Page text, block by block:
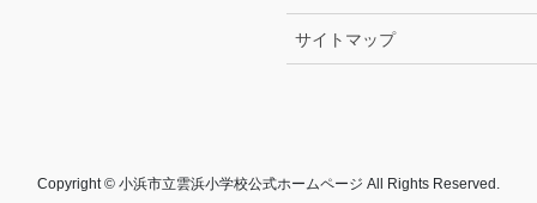
サイトマップ
Copyright © 小浜市立雲浜小学校公式ホームページ All Rights Reserved.